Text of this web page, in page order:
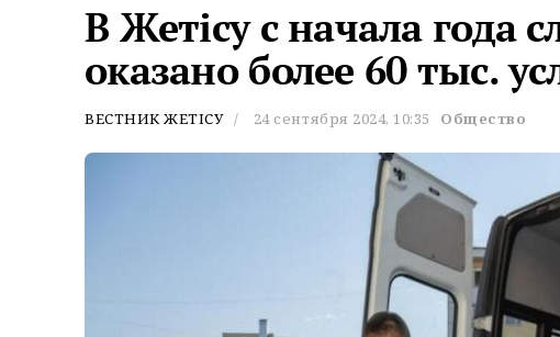
В Жетісу с начала года
оказано более 60 тыс.
ВЕСТНИК ЖЕТІСУ 24 сентября 2024, 10:35 Общество